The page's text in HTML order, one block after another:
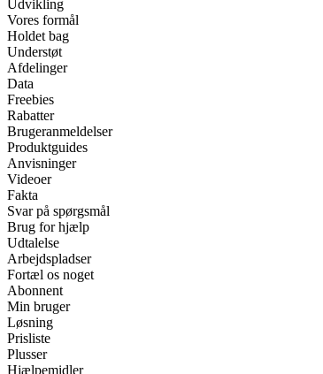
Udvikling
Vores formål
Holdet bag
Understøt
Afdelinger
Data
Freebies
Rabatter
Brugeranmeldelser
Produktguides
Anvisninger
Videoer
Fakta
Svar på spørgsmål
Brug for hjælp
Udtalelse
Arbejdspladser
Fortæl os noget
Abonnent
Min bruger
Løsning
Prisliste
Plusser
Hjælpemidler